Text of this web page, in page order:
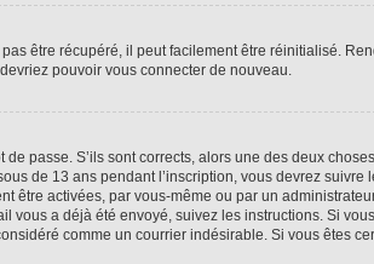
être récupéré, il peut facilement être réinitialisé.
pouvoir vous connecter de nouveau.
passe. S’ils sont corrects, alors une des deux
de 13 ans pendant l’inscription, vous devrez
être activées, par vous-même ou par un
vous a déjà été envoyé, suivez les instructions. Si
comme un courrier indésirable. Si vous êtes